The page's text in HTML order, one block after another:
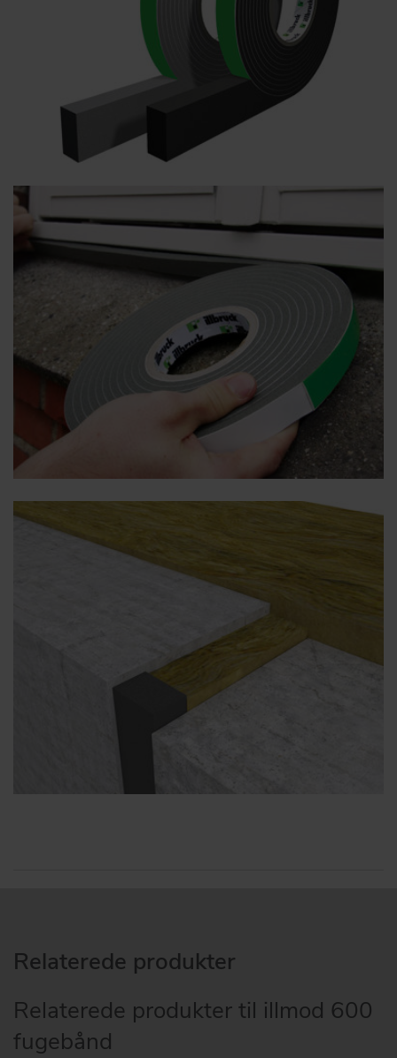
Relaterede produkter
Relaterede produkter til illmod 600
fugebånd